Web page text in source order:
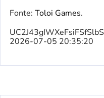
Fonte: Toloi Games.
2026-07-05 20:35:20